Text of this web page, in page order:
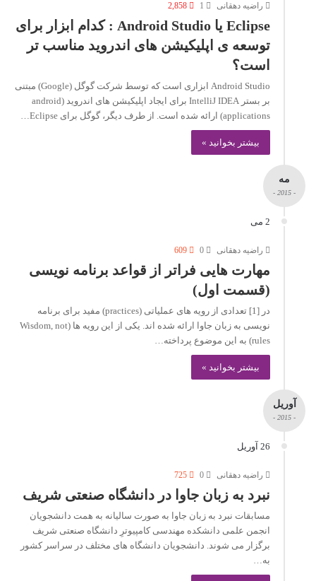
راضیه دهقانی 1
2,858
Eclipse یا Android Studio : کدام ابزار برای
توسعه ی اپلیکیشن های اندروید مناسب تر
است؟
Android Studio ابزاری است که توسط شرکت گوگل (Google) مبتنی
بر بستر IntelliJ IDEA برای ایجاد اپلیکیشن های اندروید (android
applications) ارائه شده است. از طرف دیگر، گوگل برای Eclipse…
بیشتر بخوانید »
مه
- 2015 -
2 می
راضیه دهقانی 0
609
مهارت هایی فراتر از قواعد برنامه نویسی
(قسمت اول)
در [1] تعدادی از رویه های عملیاتی (practices) مفید برای برنامه
نویسی به زبان جاوا ارائه شده اند. یکی از این رویه ها (Wisdom, not
rules) به این موضوع پرداخته…
بیشتر بخوانید »
آوریل
- 2015 -
26 آوریل
راضیه دهقانی 0
725
نبرد به زبان جاوا در دانشگاه صنعتی شریف
مسابقات نبرد به زبان جاوا به صورت سالیانه به همت دانشجویان
انجمن علمی دانشکده مهندسی کامپیوترِ دانشگاه صنعتی شریف
برگزار می شوند. دانشجویان دانشگاه های مختلف در سراسر کشور
به…